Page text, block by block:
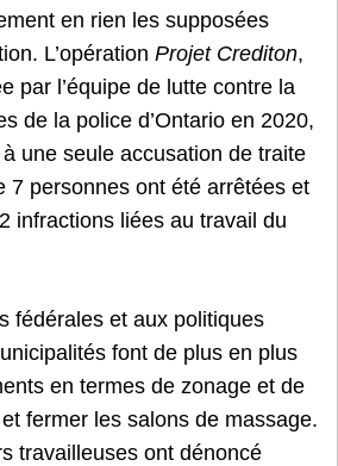
en rien les supposées
L’opération Projet Crediton,
par l’équipe de lutte contre la
de la police d’Ontario en 2020,
à une seule accusation de traite
7 personnes ont été arrêtées et
infractions liées au travail du
fédérales et aux politiques
font de plus en plus
en termes de zonage et de
fermer les salons de massage.
travailleuses ont dénoncé